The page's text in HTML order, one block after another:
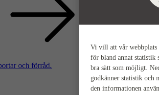
Vi vill att vår webbplats
för bland annat statistik
bra sätt som möjligt.
godkänner statistik och
den informationen
och förråd.